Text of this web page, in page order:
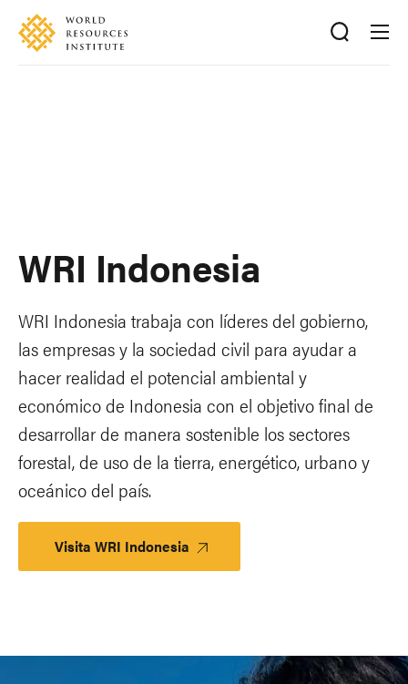
Skip
main
Accessibility
WRI Indonesia
WRI Indonesia trabaja con líderes del gobierno,
las empresas y la sociedad civil para ayudar a
hacer realidad el potencial ambiental y
económico de Indonesia con el objetivo final de
desarrollar de manera sostenible los sectores
forestal, de uso de la tierra, energético, urbano y
oceánico del país.
Visita WRI Indonesia